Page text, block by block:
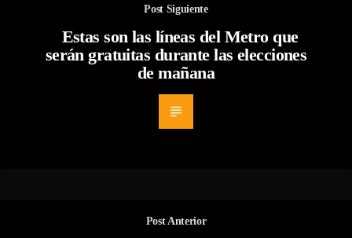
Post Siguiente
Estas son las líneas del Metro que
serán gratuitas durante las elecciones
de mañana
Post Anterior